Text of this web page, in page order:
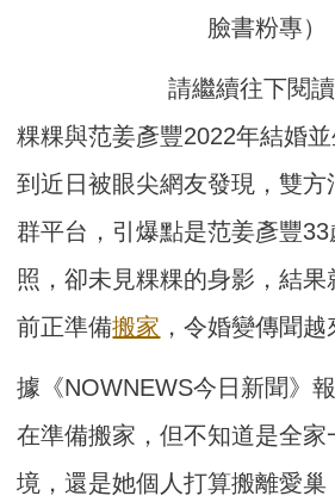
臉書粉專）
請繼續往下閱
粿粿與范姜彥豐2022年結婚
到近日被眼尖網友發現，雙方
群平台，引爆點是范姜彥豐
照，卻未見粿粿的身影，結果
前正準備搬家 ，令婚變傳聞越
據《NOWNEWS今日新聞》
在準備搬家，但不知道是全家
境，還是她個人打算搬離愛巢